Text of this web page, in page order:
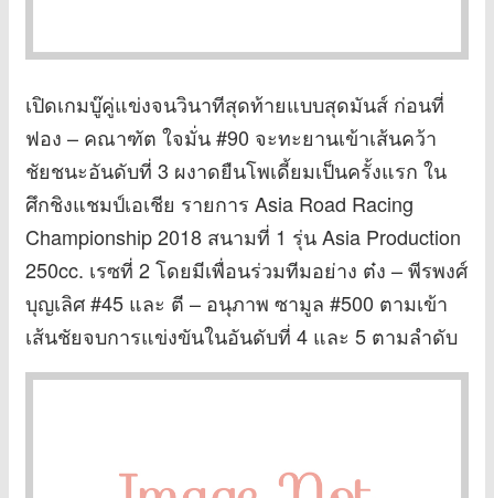
เปิดเกมบู๊คู่แข่งจนวินาทีสุดท้ายแบบสุดมันส์ ก่อนที่
ฟอง – คณาฑัต ใจมั่น #90 จะทะยานเข้าเส้นคว้า
ชัยชนะอันดับที่ 3 ผงาดยืนโพเดี้ยมเป็นครั้งแรก ใน
ศึกชิงแชมป์เอเชีย รายการ Asia Road Racing
Championship 2018 สนามที่ 1 รุ่น Asia Production
250cc. เรซที่ 2 โดยมีเพื่อนร่วมทีมอย่าง ต๋ง – พีรพงศ์
บุญเลิศ #45 และ ตี – อนุภาพ ซามูล #500 ตามเข้า
เส้นชัยจบการแข่งขันในอันดับที่ 4 และ 5 ตามลำดับ